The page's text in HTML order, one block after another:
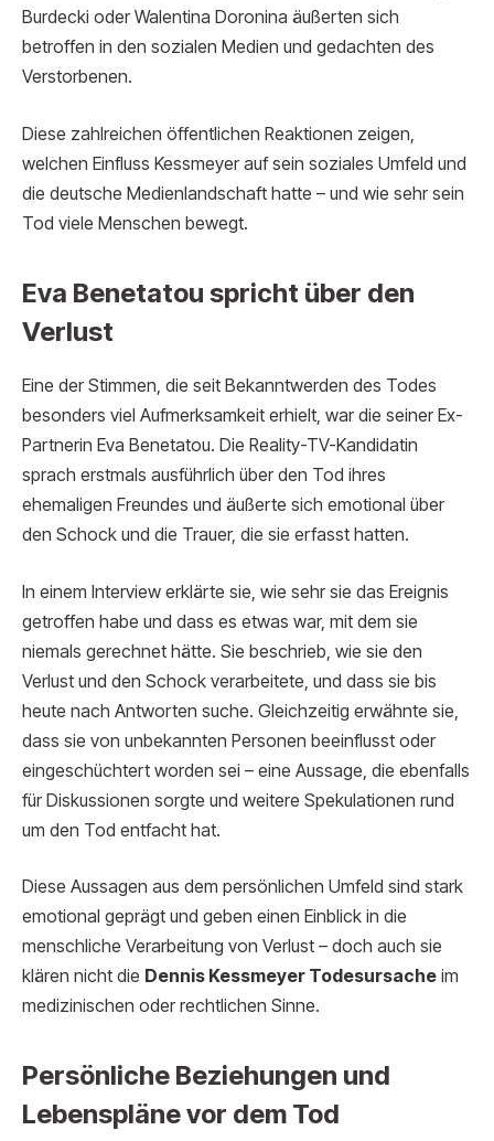
Burdecki oder Walentina Doronina äußerten sich
betroffen in den sozialen Medien und gedachten des
Verstorbenen.
Diese zahlreichen öffentlichen Reaktionen zeigen,
welchen Einfluss Kessmeyer auf sein soziales Umfeld und
die deutsche Medienlandschaft hatte – und wie sehr sein
Tod viele Menschen bewegt.
Eva Benetatou spricht über den
Verlust
Eine der Stimmen, die seit Bekanntwerden des Todes
besonders viel Aufmerksamkeit erhielt, war die seiner Ex-
Partnerin Eva Benetatou. Die Reality-TV-Kandidatin
sprach erstmals ausführlich über den Tod ihres
ehemaligen Freundes und äußerte sich emotional über
den Schock und die Trauer, die sie erfasst hatten.
In einem Interview erklärte sie, wie sehr sie das Ereignis
getroffen habe und dass es etwas war, mit dem sie
niemals gerechnet hätte. Sie beschrieb, wie sie den
Verlust und den Schock verarbeitete, und dass sie bis
heute nach Antworten suche. Gleichzeitig erwähnte sie,
dass sie von unbekannten Personen beeinflusst oder
eingeschüchtert worden sei – eine Aussage, die ebenfalls
für Diskussionen sorgte und weitere Spekulationen rund
um den Tod entfacht hat.
Diese Aussagen aus dem persönlichen Umfeld sind stark
emotional geprägt und geben einen Einblick in die
menschliche Verarbeitung von Verlust – doch auch sie
klären nicht die Dennis Kessmeyer Todesursache im
medizinischen oder rechtlichen Sinne.
Persönliche Beziehungen und
Lebenspläne vor dem Tod